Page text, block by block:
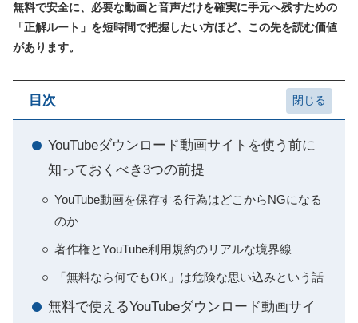
無料で安全に、必要な動画と音声だけを確実に手元へ残すための
「正解ルート」を短時間で把握したい方ほど、この先を読む価値
があります。
目次
YouTubeダウンロード動画サイトを使う前に
知っておくべき3つの前提
YouTube動画を保存する行為はどこからNGになる
のか
著作権とYouTube利用規約のリアルな境界線
「無料なら何でもOK」は危険な思い込みという話
無料で使えるYouTubeダウンロード動画サイ